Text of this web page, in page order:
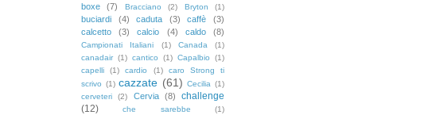
boxe (7) Bracciano (2) Bryton (1)
buciardi (4) caduta (3) caffè
(3)
calcetto
(3) calcio (4) caldo (8)
Campionati Italiani (1) Canada
(1)
canadair (1) cantico (1) Capalbio
(1)
capelli
(1) cardio (1)
caro Strong ti
scrivo (1) cazzate (61) Cecilia (1)
cerveteri
(2) Cervia (8)
challenge
(12)
che sarebbe (1)